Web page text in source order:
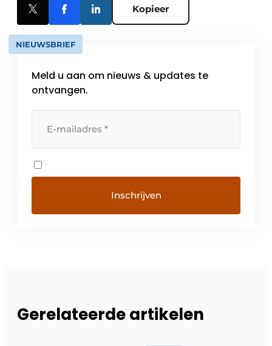
Kopieer
NIEUWSBRIEF
Meld u aan om nieuws & updates te
ontvangen.
Gerelateerde artikelen